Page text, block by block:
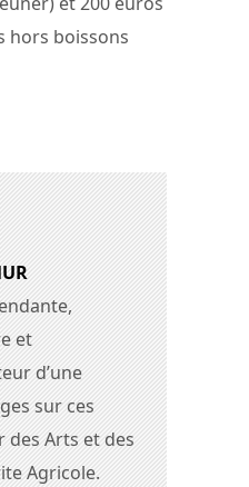
hors boissons
et
d’une
sur ces
des Arts et des
Agricole.